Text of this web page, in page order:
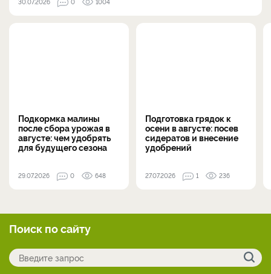
Подкормка малины
после сбора урожая в
августе: чем удобрять
для будущего сезона
29.07.2026 0 648
Подготовка грядок к
осени в августе: посев
сидератов и внесение
удобрений
27.07.2026 1 236
Поиск по сайту